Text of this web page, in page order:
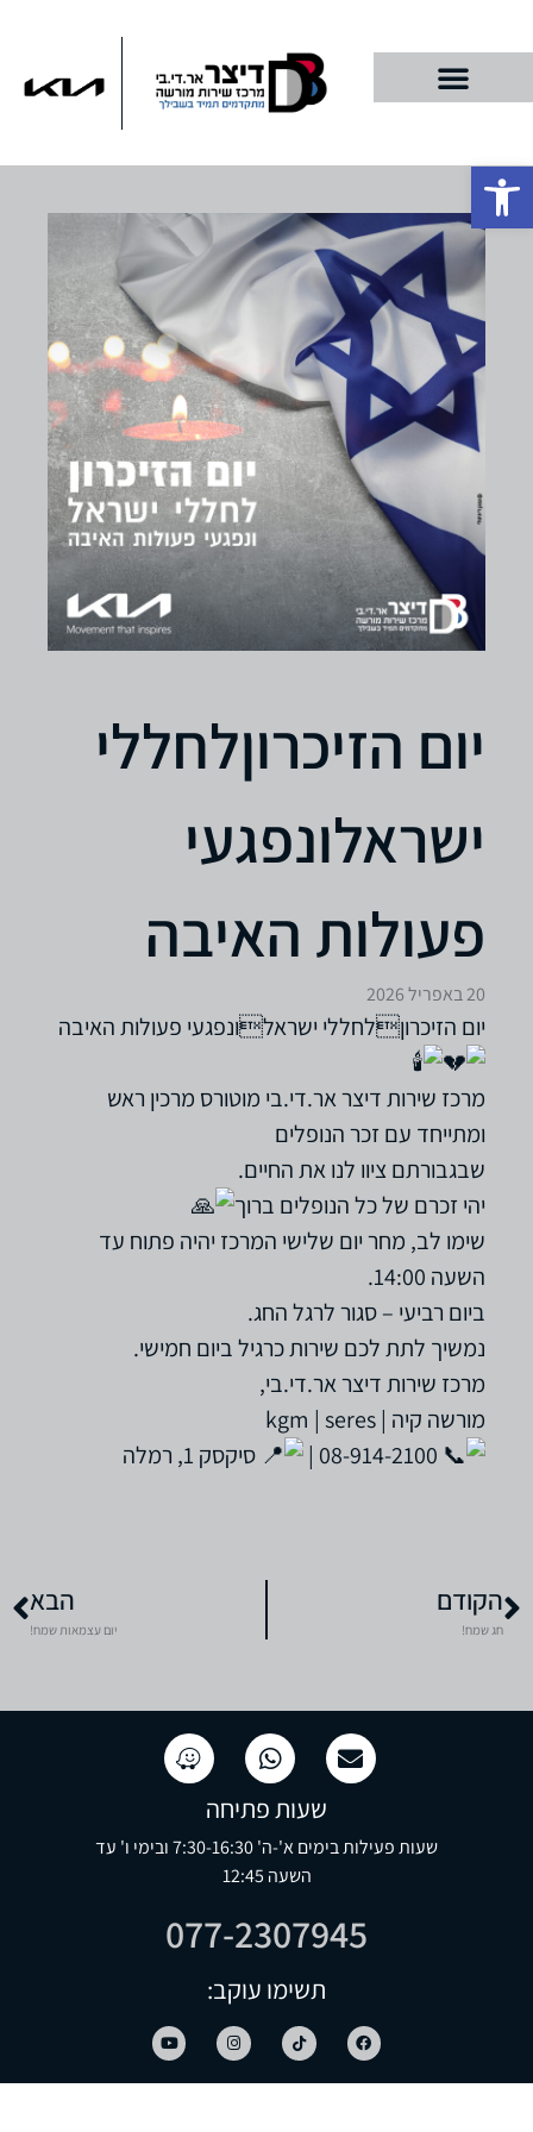
פתח סרגל נגישות
יום הזיכרוןלחללי
ישראלונפגעי
פעולות האיבה
20 באפריל 2026
יום הזיכרוןלחללי ישראלונפגעי פעולות האיבה
מרכז שירות דיצר אר.די.בי מוטורס מרכין ראש
ומתייחד עם זכר הנופלים
שבגבורתם ציוו לנו את החיים.
יהי זכרם של כל הנופלים ברוך
שימו לב, מחר יום שלישי המרכז יהיה פתוח עד
השעה 14:00.
ביום רביעי – סגור לרגל החג.
נמשיך לתת לכם שירות כרגיל ביום חמישי.
מרכז שירות דיצר אר.די.בי,
מורשה קיה | kgm | seres
סיקסק 1, רמלה
הקודם
חג שמח!
הבא
יום עצמאות שמח!
שעות פתיחה
שעות פעילות בימים א'-ה' 7:30-16:30 ובימי ו' עד
השעה 12:45
077-2307945
תשימו עוקב: